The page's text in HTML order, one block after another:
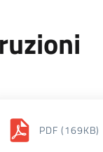
PDF (169KB)